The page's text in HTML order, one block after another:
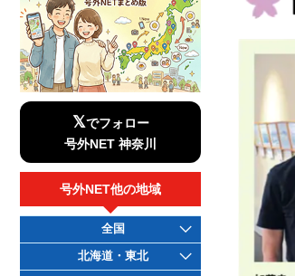
𝕏でフォロー
号外NET 神奈川
号外NET他の地域
全国
北海道・東北